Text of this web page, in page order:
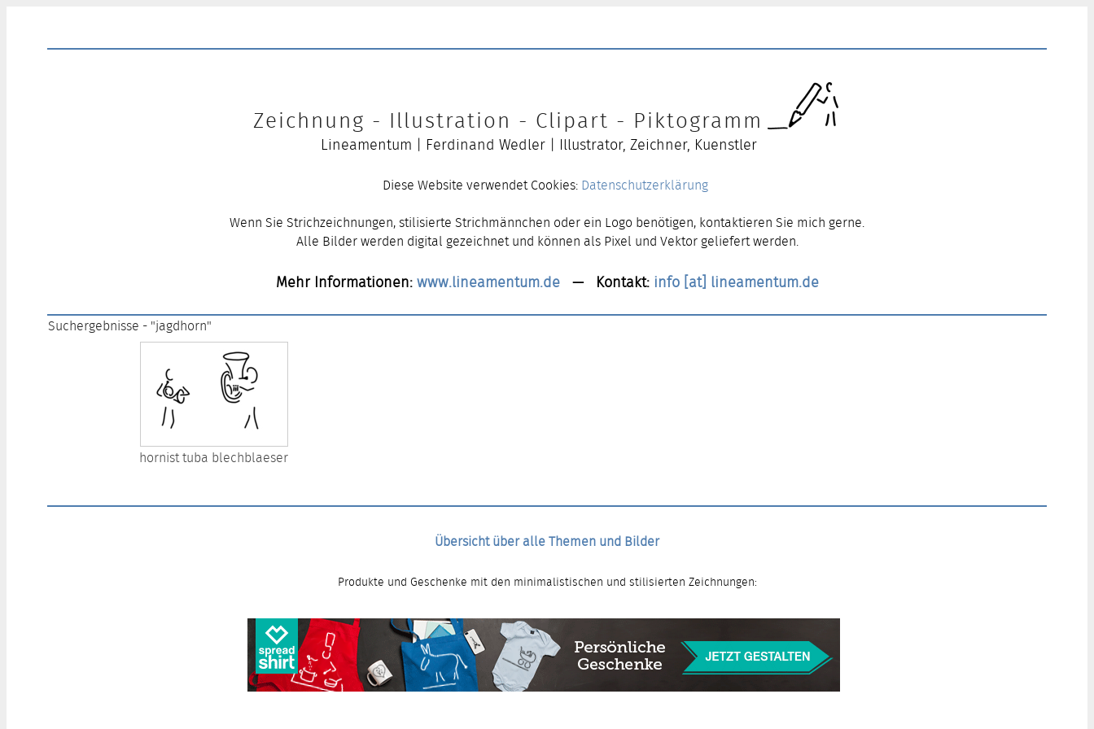
Zeichnung - Illustration - Clipart - Piktogramm
Lineamentum | Ferdinand Wedler | Illustrator, Zeichner, Kuenstler
Diese Website verwendet Cookies: Datenschutzerklärung
Wenn Sie Strichzeichnungen, stilisierte Strichmännchen oder ein Logo benötigen, kontaktieren Sie mich gerne.
Alle Bilder werden digital gezeichnet und können als Pixel und Vektor geliefert werden.
Mehr Informationen:www.lineamentum.de— Kontakt: info [at] lineamentum.de
Suchergebnisse - "jagdhorn"
hornist tuba blechblaeser
Übersicht über alle Themen und Bilder
Produkte und Geschenke mit den minimalistischen und stilisierten Zeichnungen: